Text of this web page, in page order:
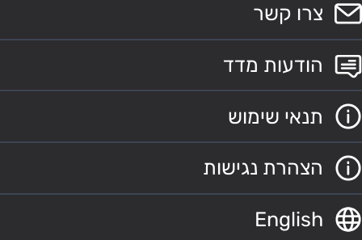
צרו קשר
הודעות מדד
תנאי שימוש
הצהרת נגישות
English